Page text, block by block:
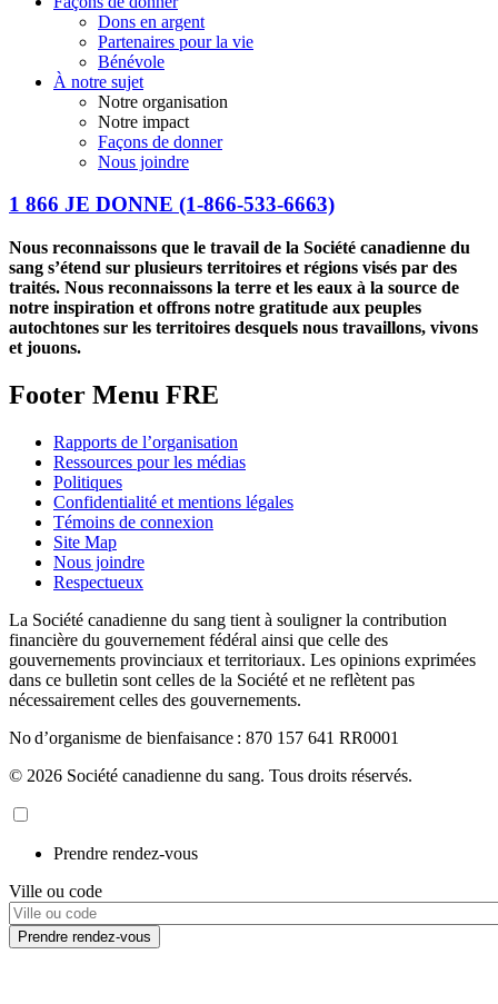
Dons en argent
Partenaires pour la vie
Bénévole
À notre sujet
Notre organisation
Notre impact
Façons de donner
Nous joindre
1 866 JE DONNE (1-866-533-6663)
Nous reconnaissons que le travail de la Société canadienne du
sang s’étend sur plusieurs territoires et régions visés par des
traités. Nous reconnaissons la terre et les eaux à la source de
notre inspiration et offrons notre gratitude aux peuples
autochtones sur les territoires desquels nous travaillons, vivons
et jouons.
Footer Menu FRE
Rapports de l’organisation
Ressources pour les médias
Politiques
Confidentialité et mentions légales
Témoins de connexion
Site Map
Nous joindre
Respectueux
La Société canadienne du sang tient à souligner la contribution
financière du gouvernement fédéral ainsi que celle des
gouvernements provinciaux et territoriaux. Les opinions exprimées
dans ce bulletin sont celles de la Société et ne reflètent pas
nécessairement celles des gouvernements.
No d’organisme de bienfaisance : 870 157 641 RR0001
© 2026 Société canadienne du sang. Tous droits réservés.
Prendre rendez-vous
Ville ou code